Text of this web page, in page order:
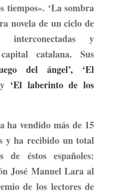
tiempos». ‘La sombra
novela de un ciclo de
y
catalana. Sus
del ángel’,
‘El
y ‘El laberinto de los
ha vendidomás de 15
y ha recibido un total
de éstos españoles:
José Manuel Lara al
de los lectores de